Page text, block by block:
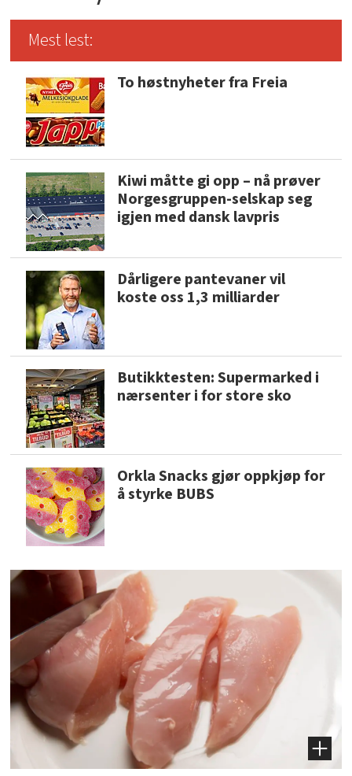
Mest lest:
To høstnyheter fra Freia
Kiwi måtte gi opp – nå prøver
Norgesgruppen-selskap seg
igjen med dansk lavpris
Dårligere pantevaner vil
koste oss 1,3 milliarder
Butikktesten: Supermarked i
nærsenter i for store sko
Orkla Snacks gjør oppkjøp for
å styrke BUBS